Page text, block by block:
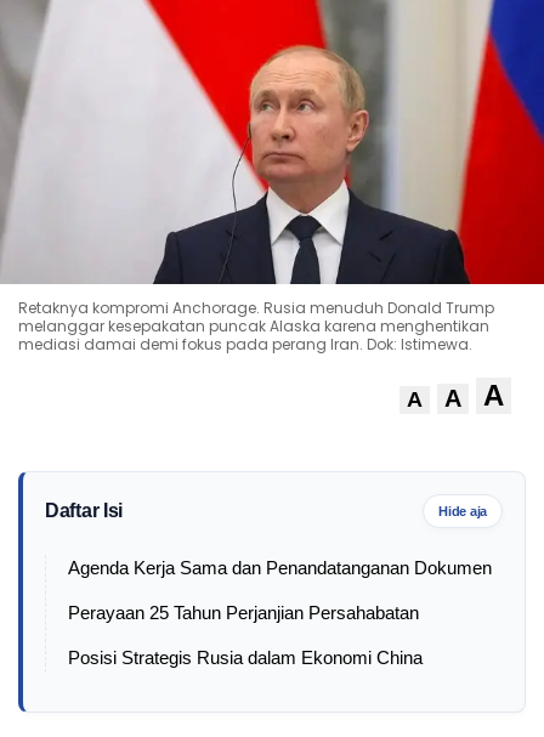
Retaknya kompromi Anchorage. Rusia menuduh Donald Trump
melanggar kesepakatan puncak Alaska karena menghentikan
mediasi damai demi fokus pada perang Iran. Dok: Istimewa.
A A A
Daftar Isi Hide aja
Agenda Kerja Sama dan Penandatanganan Dokumen
Perayaan 25 Tahun Perjanjian Persahabatan
Posisi Strategis Rusia dalam Ekonomi China